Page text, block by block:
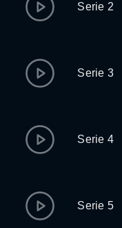
Serie 2
Serie 3
Serie 4
Serie 5